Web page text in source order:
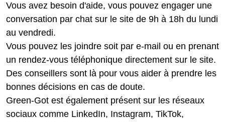
Vous avez besoin d'aide, vous pouvez engager une
conversation par chat sur le site de 9h à 18h du lundi
au vendredi.
Vous pouvez les joindre soit par e-mail ou en prenant
un rendez-vous téléphonique directement sur le site.
Des conseillers sont là pour vous aider à prendre les
bonnes décisions en cas de doute.
Green-Got est également présent sur les réseaux
sociaux comme LinkedIn, Instagram, TikTok,